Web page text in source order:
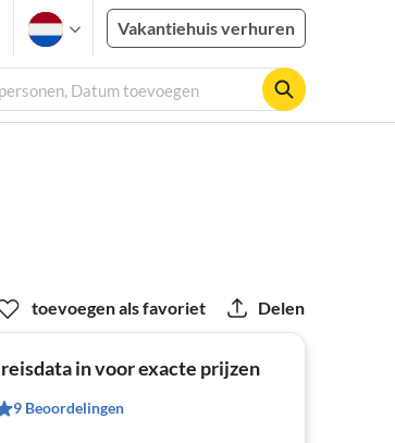
Vakantiehuis verhuren
Datum toevoegen
toevoegen als favoriet Delen
in voor exacte prijzen
9 Beoordelingen